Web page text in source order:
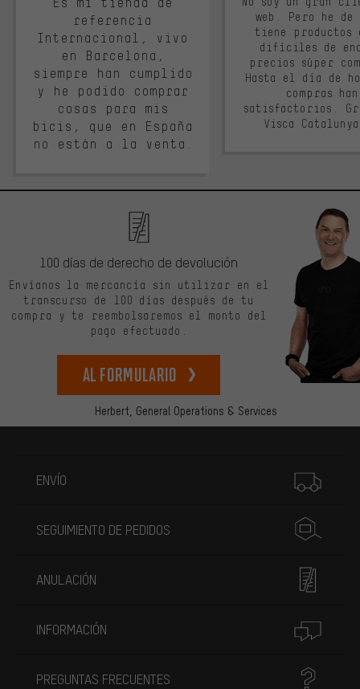
Es mi tienda de
referencia
Internacional, vivo
en Barcelona,
siempre han cumplido
y he podido comprar
cosas para mis
bicis, que en España
no están a la venta.
web. Pero he
tiene productos
difíciles de
precios súper
Hasta el día de
compras
satisfactorios.
Visca
Herbert, General Operations & Services
100 días de derecho de devolución
Envíanos la mercancía sin utilizar en el
transcurso de 100 días después de tu
compra y te reembolsaremos el monto del
pago efectuado.
Al formulario
ENVÍO
SEGUIMIENTO DE PEDIDOS
ANULACIÓN
INFORMACIÓN
PREGUNTAS FRECUENTES